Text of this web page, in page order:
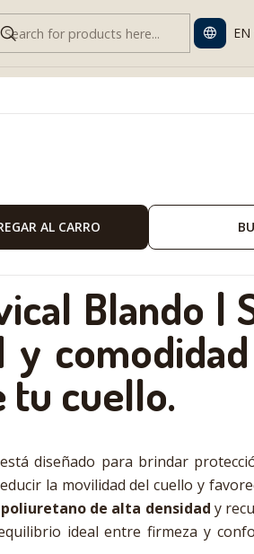
EN
y Estabilidad para el Cuello
AL CARRO
Blando |
y
tu cuello.
está diseñado para brindar
la movilidad del cuello y
poliuretano de alta densidad y
ideal entre firmeza y